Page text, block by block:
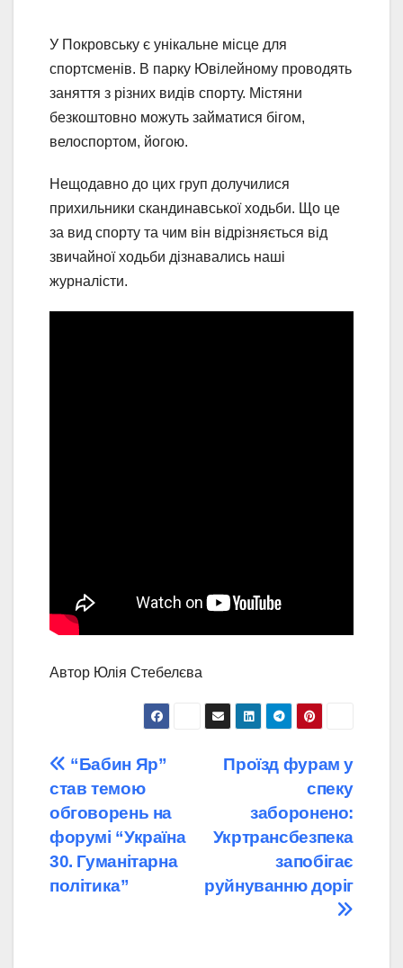
У Покровську є унікальне місце для
спортсменів. В парку Ювілейному проводять
заняття з різних видів спорту. Містяни
безкоштовно можуть займатися бігом,
велоспортом, йогою.
Нещодавно до цих груп долучилися
прихильники скандинавської ходьби. Що це
за вид спорту та чим він відрізняється від
звичайної ходьби дізнавались наші
журналісти.
Автор Юлія Стебелєва
Навігація
записів
Проїзд фурам у
спеку
заборонено:
Укртрансбезпека
запобігає
руйнуванню доріг
“Бабин Яр”
став темою
обговорень на
форумі “Україна
30. Гуманітарна
політика”